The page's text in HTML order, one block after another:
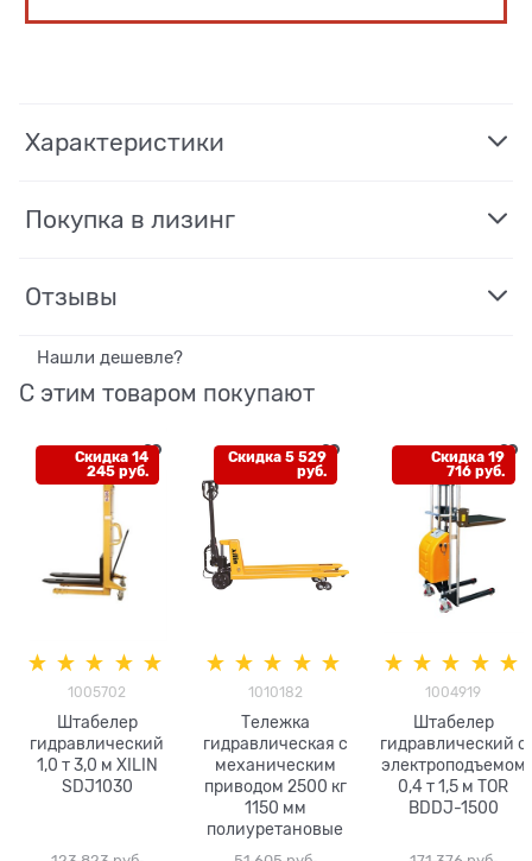
Характеристики
Покупка в лизинг
Отзывы
Нашли дешевле?
С этим товаром покупают
Скидка 14
245 руб.
1005702
Штабелер
гидравлический
1,0 т 3,0 м XILIN
SDJ1030
Скидка 5 529
руб.
1010182
Тележка
гидравлическая с
механическим
приводом 2500 кг
1150 мм
полиуретановые
колеса XILIN BFA
Скидка 19
716 руб.
1004919
Штабелер
гидравлический с
электроподъемом
0,4 т 1,5 м TOR
BDDJ-1500